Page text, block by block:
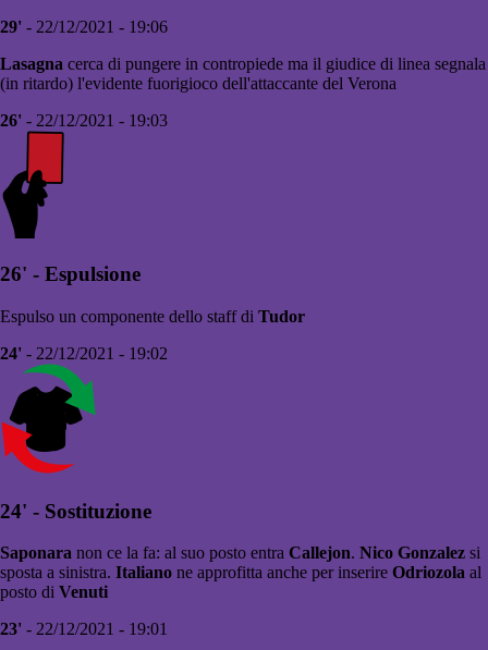
29' - 22/12/2021 - 19:06
Lasagna cerca di pungere in contropiede ma il giudice di linea segnala
(in ritardo) l'evidente fuorigioco dell'attaccante del Verona
26' - 22/12/2021 - 19:03
26' - Espulsione
Espulso un componente dello staff di Tudor
24' - 22/12/2021 - 19:02
24' - Sostituzione
Saponara non ce la fa: al suo posto entra Callejon. Nico Gonzalez si
sposta a sinistra. Italiano ne approfitta anche per inserire Odriozola al
posto di Venuti
23' - 22/12/2021 - 19:01